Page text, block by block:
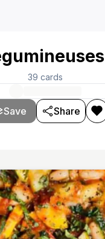
39 cards
Save Share